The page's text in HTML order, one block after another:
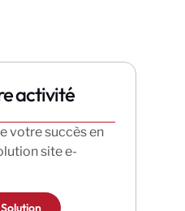
activité
votre succès en
site e-